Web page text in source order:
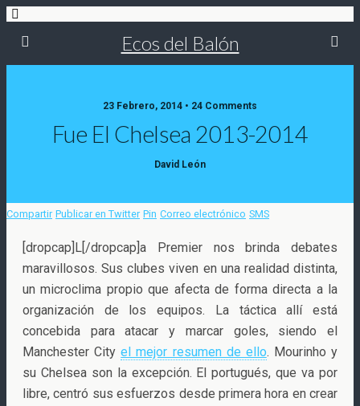
Ecos del Balón
23 Febrero, 2014 • 24 Comments
Fue El Chelsea 2013-2014
David León
Compartir Publicar en Twitter Pin Correo electrónico SMS
[dropcap]L[/dropcap]a Premier nos brinda debates
maravillosos. Sus clubes viven en una realidad distinta,
un microclima propio que afecta de forma directa a la
organización de los equipos. La táctica allí está
concebida paraatacar y marcar goles, siendo el
Manchester Cityel mejor resumen de ello. Mourinho y
su Chelsea son la excepción. El portugués, que va por
libre, centró sus esfuerzos desde primera hora en crear